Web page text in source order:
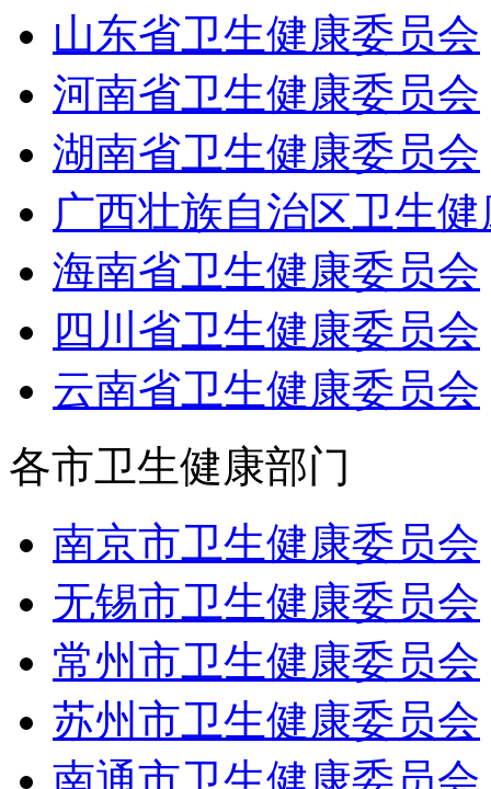
山东省卫生健康委员会
河南省卫生健康委员会
湖南省卫生健康委员会
广西壮族自治区卫生
海南省卫生健康委员会
四川省卫生健康委员会
云南省卫生健康委员会
各市卫生健康部门
南京市卫生健康委员会
无锡市卫生健康委员会
常州市卫生健康委员会
苏州市卫生健康委员会
南通市卫生健康委员会